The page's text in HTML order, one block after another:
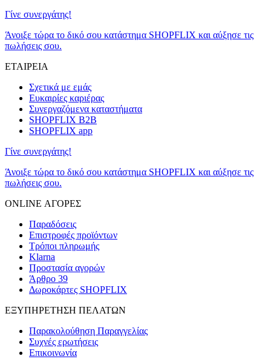
Γίνε συνεργάτης!
Άνοιξε τώρα το δικό σου κατάστημα SHOPFLIX και αύξησε τις
πωλήσεις σου.
ΕΤΑΙΡΕΙΑ
Σχετικά με εμάς
Ευκαιρίες καριέρας
Συνεργαζόμενα καταστήματα
SHOPFLIX B2B
SHOPFLIX app
Γίνε συνεργάτης!
Άνοιξε τώρα το δικό σου κατάστημα SHOPFLIX και αύξησε τις
πωλήσεις σου.
ONLINE ΑΓΟΡΕΣ
Παραδόσεις
Επιστροφές προϊόντων
Τρόποι πληρωμής
Klarna
Προστασία αγορών
Άρθρο 39
Δωροκάρτες SHOPFLIX
ΕΞΥΠΗΡΕΤΗΣΗ ΠΕΛΑΤΩΝ
Παρακολούθηση Παραγγελίας
Συχνές ερωτήσεις
Επικοινωνία